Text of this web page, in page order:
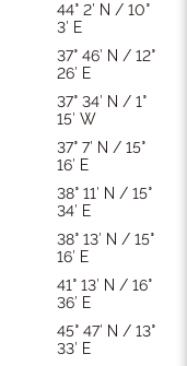
44° 2′ N / 10°
3′ E
37° 46′ N / 12°
26′ E
37° 34′ N / 1°
15′ W
37° 7′ N / 15°
16′ E
38° 11′ N / 15°
34′ E
38° 13′ N / 15°
16′ E
41° 13′ N / 16°
36′ E
45° 47′ N / 13°
33′ E